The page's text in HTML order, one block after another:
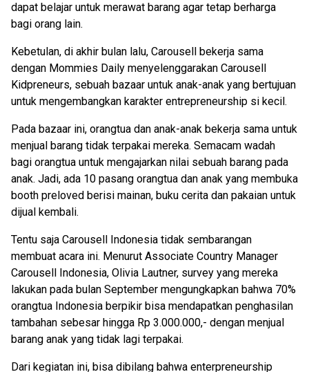
dapat belajar untuk merawat barang agar tetap berharga
bagi orang lain.
Kebetulan, di akhir bulan lalu, Carousell bekerja sama
dengan Mommies Daily menyelenggarakan Carousell
Kidpreneurs, sebuah bazaar untuk anak-anak yang bertujuan
untuk mengembangkan karakter entrepreneurship si kecil.
Pada bazaar ini, orangtua dan anak-anak bekerja sama untuk
menjual barang tidak terpakai mereka. Semacam wadah
bagi orangtua untuk mengajarkan nilai sebuah barang pada
anak. Jadi, ada 10 pasang orangtua dan anak yang membuka
booth preloved berisi mainan, buku cerita dan pakaian untuk
dijual kembali.
Tentu saja Carousell Indonesia tidak sembarangan
membuat acara ini. Menurut Associate Country Manager
Carousell Indonesia, Olivia Lautner, survey yang mereka
lakukan pada bulan September mengungkapkan bahwa 70%
orangtua Indonesia berpikir bisa mendapatkan penghasilan
tambahan sebesar hingga Rp 3.000.000,- dengan menjual
barang anak yang tidak lagi terpakai.
Dari kegiatan ini, bisa dibilang bahwa enterpreneurship